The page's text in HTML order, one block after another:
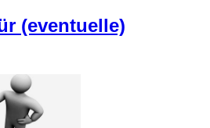
(eventuelle)